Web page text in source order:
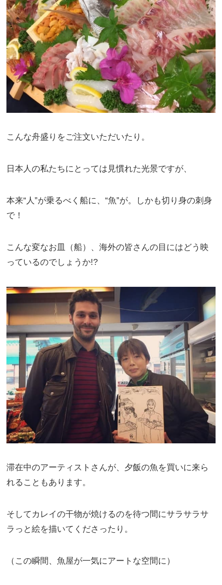
こんな舟盛りをご注文いただいたり。
日本人の私たちにとっては見慣れた光景ですが、
本来“人”が乗るべく船に、“魚”が。しかも切り身の刺身
で！
こんな変なお皿（船）、海外の皆さんの目にはどう映
っているのでしょうか!?
滞在中のアーティストさんが、夕飯の魚を買いに来ら
れることもあります。
そしてカレイの干物が焼けるのを待つ間にサラサラサ
ラっと絵を描いてくださったり。
（この瞬間、魚屋が一気にアートな空間に）